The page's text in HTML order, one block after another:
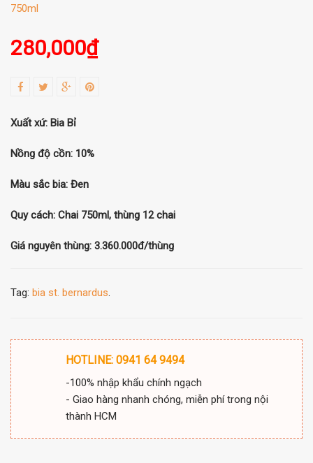
280,000₫
Xuất xứ: Bia Bỉ
Nồng độ cồn: 10%
Màu sắc bia: Đen
Quy cách: Chai 750ml, thùng 12 chai
Giá nguyên thùng: 3.360.000đ/thùng
Tag: bia st. bernardus.
HOTLINE: 0941 64 9494
-100% nhập khẩu chính ngạch
- Giao hàng nhanh chóng, miễn phí trong nội
thành HCM